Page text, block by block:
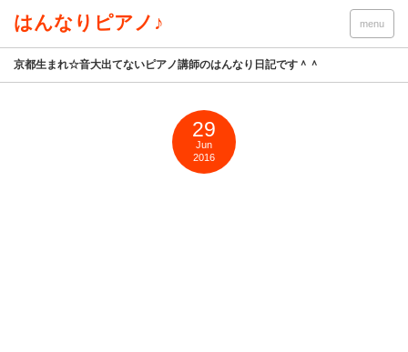
はんなりピアノ♪ menu
京都生まれ☆音大出てないピアノ講師のはんなり日記です＾＾
29
Jun
2016